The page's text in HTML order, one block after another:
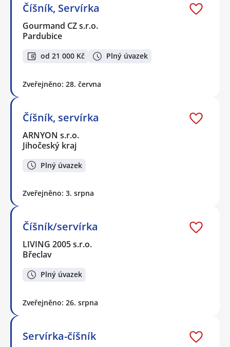
Číšník, Servírka
Gourmand CZ s.r.o.
Pardubice
od 21 000 Kč Plný úvazek
Zveřejněno: 28. června
Číšník, servírka
ARNYON s.r.o.
Jihočeský kraj
Plný úvazek
Zveřejněno: 3. srpna
Číšník/servírka
LIVING 2005 s.r.o.
Břeclav
Plný úvazek
Zveřejněno: 26. srpna
Servírka-číšník